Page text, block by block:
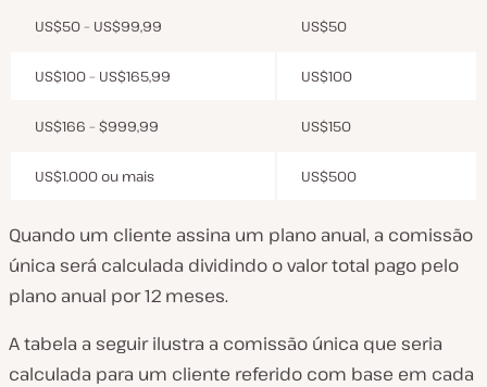
US$50 – US$99,99 US$50
US$100 – US$165,99 US$100
US$166 – $999,99 US$150
US$1.000 ou mais US$500
Quando um cliente assina um plano anual, a comissão
única será calculada dividindo o valor total pago pelo
plano anual por 12 meses.
A tabela a seguir ilustra a comissão única que seria
calculada para um cliente referido com base em cada